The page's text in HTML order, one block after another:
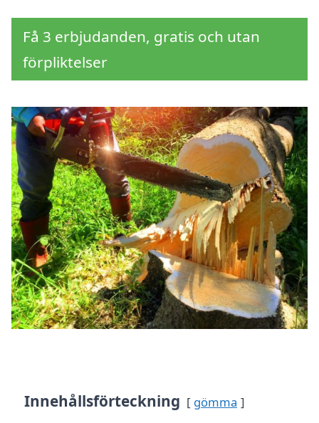
Få 3 erbjudanden, gratis och utan
förpliktelser
Innehållsförteckning gömma